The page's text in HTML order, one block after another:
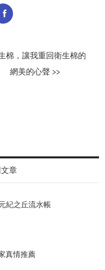
棉，讓我重回衛生棉的
網美的心聲 >>
章
紀之丘流水帳
真情推薦